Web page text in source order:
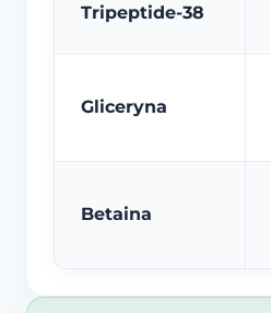
Tripeptide-38
Gliceryna
Betaina